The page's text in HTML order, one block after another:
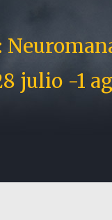
julio -1